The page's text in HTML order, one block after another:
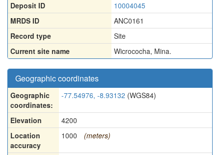
Deposit ID
10004045
MRDS ID
ANC0161
Record type
Site
Current site name
Wicrococha, Mina.
Geographic coordinates
Geographic
coordinates:
-77.54976, -8.93132 (WGS84)
Elevation
4200
Location
accuracy
1000 (meters)